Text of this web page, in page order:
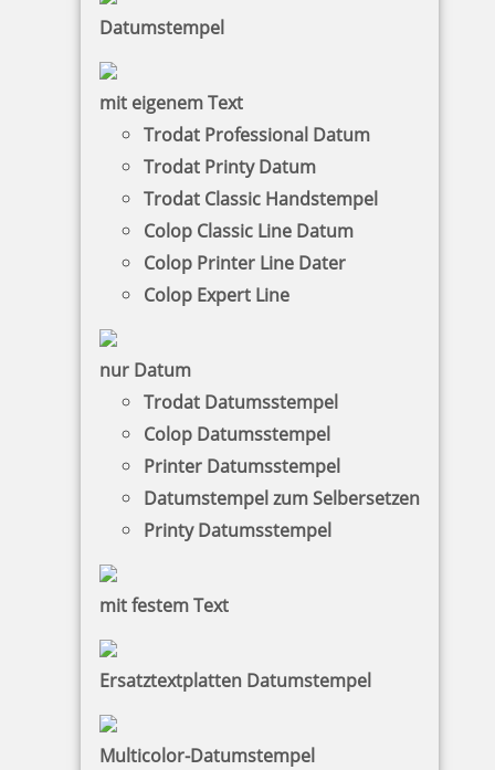
Datumstempel
mit eigenem Text
Trodat Professional Datum
Trodat Printy Datum
Trodat Classic Handstempel
Colop Classic Line Datum
Colop Printer Line Dater
Colop Expert Line
nur Datum
Trodat Datumsstempel
Colop Datumsstempel
Printer Datumsstempel
Datumstempel zum Selbersetzen
Printy Datumsstempel
mit festem Text
Ersatztextplatten Datumstempel
Multicolor-Datumstempel
15,29 €
Jetzt gestalten